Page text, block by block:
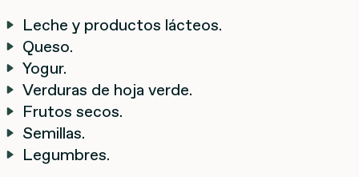
Leche y productos lácteos.
Queso.
Yogur.
Verduras de hoja verde.
Frutos secos.
Semillas.
Legumbres.